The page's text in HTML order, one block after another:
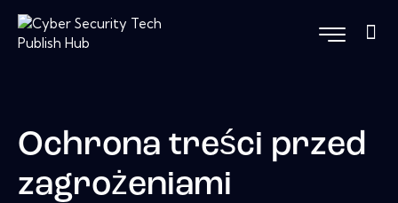
Ochrona treści przed
zagrożeniami